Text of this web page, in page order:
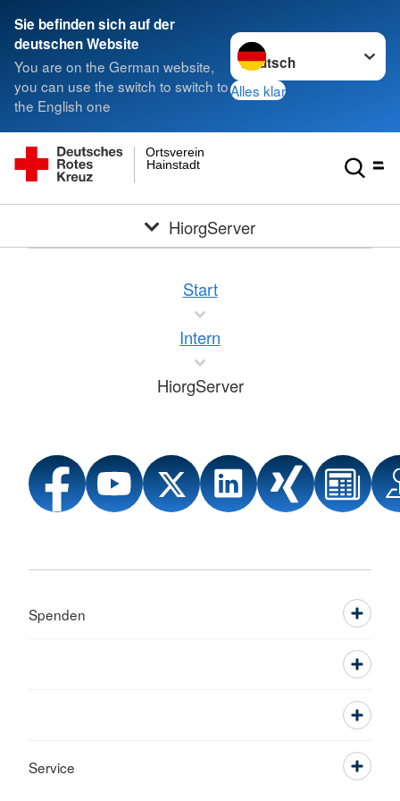
Sie befinden sich auf der
deutschen Website
You are on the German website,
you can use the switch to switch to
the English one
Sprache wechseln zu
Alles klar
Hainstadt
Ortsverein
HiorgServer
Start
Intern
HiorgServer
Spenden
Service